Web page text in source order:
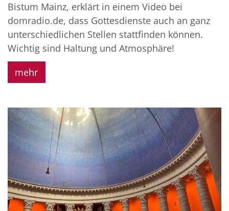
Bistum Mainz, erklärt in einem Video bei
domradio.de, dass Gottesdienste auch an ganz
unterschiedlichen Stellen stattfinden können.
Wichtig sind Haltung und Atmosphäre!
mehr